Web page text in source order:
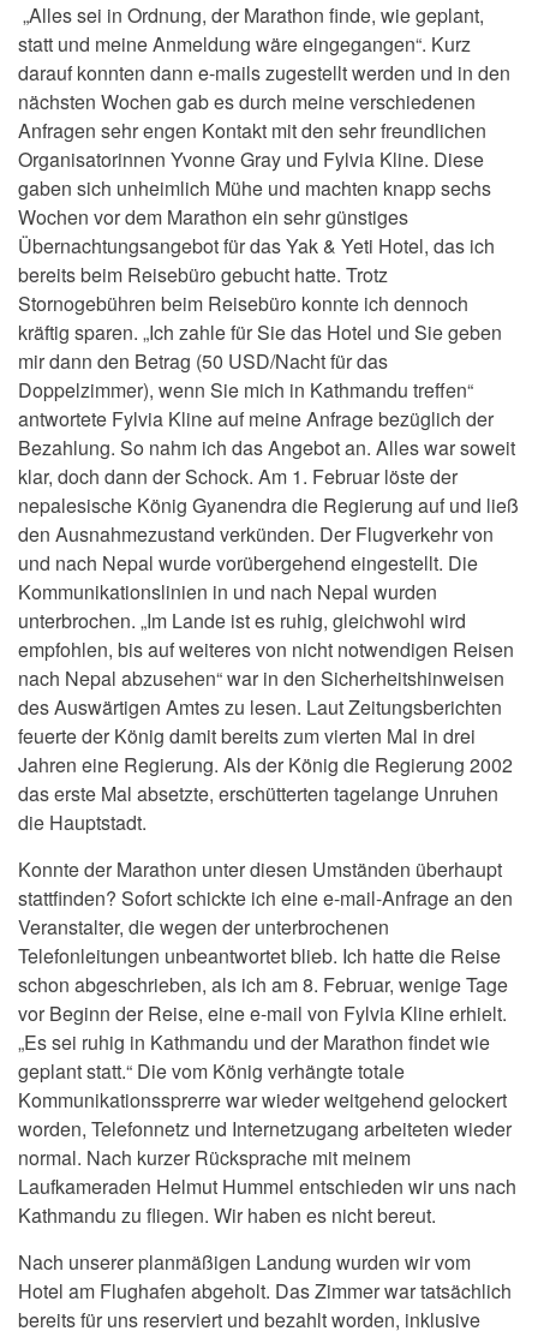
„Alles sei in Ordnung, der Marathon finde, wie geplant,
statt und meine Anmeldung wäre eingegangen“. Kurz
darauf konnten dann e-mails zugestellt werden und in den
nächsten Wochen gab es durch meine verschiedenen
Anfragen sehr engen Kontakt mit den sehr freundlichen
Organisatorinnen Yvonne Gray und Fylvia Kline. Diese
gaben sich unheimlich Mühe und machten knapp sechs
Wochen vor dem Marathon ein sehr günstiges
Übernachtungsangebot für das Yak & Yeti Hotel, das ich
bereits beim Reisebüro gebucht hatte. Trotz
Stornogebühren beim Reisebüro konnte ich dennoch
kräftig sparen. „Ich zahle für Sie das Hotel und Sie geben
mir dann den Betrag (50 USD/Nacht für das
Doppelzimmer), wenn Sie mich in Kathmandu treffen“
antwortete Fylvia Kline auf meine Anfrage bezüglich der
Bezahlung. So nahm ich das Angebot an. Alles war soweit
klar, doch dann der Schock. Am 1. Februar löste der
nepalesische König Gyanendra die Regierung auf und ließ
den Ausnahmezustand verkünden. Der Flugverkehr von
und nach Nepal wurde vorübergehend eingestellt. Die
Kommunikationslinien in und nach Nepal wurden
unterbrochen. „Im Lande ist es ruhig, gleichwohl wird
empfohlen, bis auf weiteres von nicht notwendigen Reisen
nach Nepal abzusehen“ war in den Sicherheitshinweisen
des Auswärtigen Amtes zu lesen. Laut Zeitungsberichten
feuerte der König damit bereits zum vierten Mal in drei
Jahren eine Regierung. Als der König die Regierung 2002
das erste Mal absetzte, erschütterten tagelange Unruhen
die Hauptstadt.
Konnte der Marathon unter diesen Umständen überhaupt
stattfinden? Sofort schickte ich eine e-mail-Anfrage an den
Veranstalter, die wegen der unterbrochenen
Telefonleitungen unbeantwortet blieb. Ich hatte die Reise
schon abgeschrieben, als ich am 8. Februar, wenige Tage
vor Beginn der Reise, eine e-mail von Fylvia Kline erhielt.
„Es sei ruhig in Kathmandu und der Marathon findet wie
geplant statt.“ Die vom König verhängte totale
Kommunikationssprerre war wieder weitgehend gelockert
worden, Telefonnetz und Internetzugang arbeiteten wieder
normal. Nach kurzer Rücksprache mit meinem
Laufkameraden Helmut Hummel entschieden wir uns nach
Kathmandu zu fliegen. Wir haben es nicht bereut.
Nach unserer planmäßigen Landung wurden wir vom
Hotel am Flughafen abgeholt. Das Zimmer war tatsächlich
bereits für uns reserviert und bezahlt worden, inklusive